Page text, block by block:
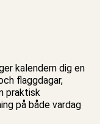
kalendern dig en
flaggdagar,
praktisk
på både vardag